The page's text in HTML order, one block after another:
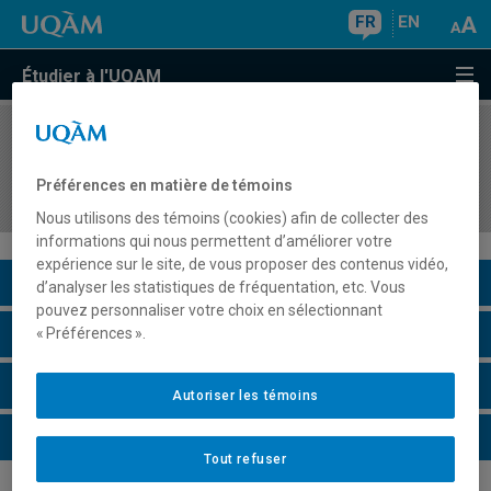
FR EN
Étudier à l'UQAM
COURS//
et des destinations touristiques III
Description du cours
Horaire - Été 2026
Horaire - Automne 2026
Horaire - Hiver 2027
Préférences en matière de témoins
Nous utilisons des témoins (cookies) afin de collecter des
informations qui nous permettent d’améliorer votre
expérience sur le site, de vous proposer des contenus vidéo,
d’analyser les statistiques de fréquentation, etc. Vous
pouvez personnaliser votre choix en sélectionnant
« Préférences ».
Tout refuser
Autoriser les témoins